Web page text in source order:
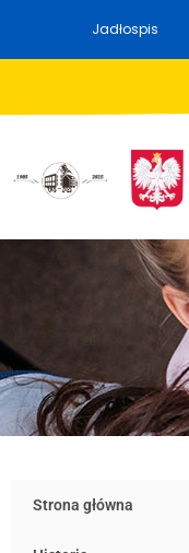
Jadłospis
Strona główna